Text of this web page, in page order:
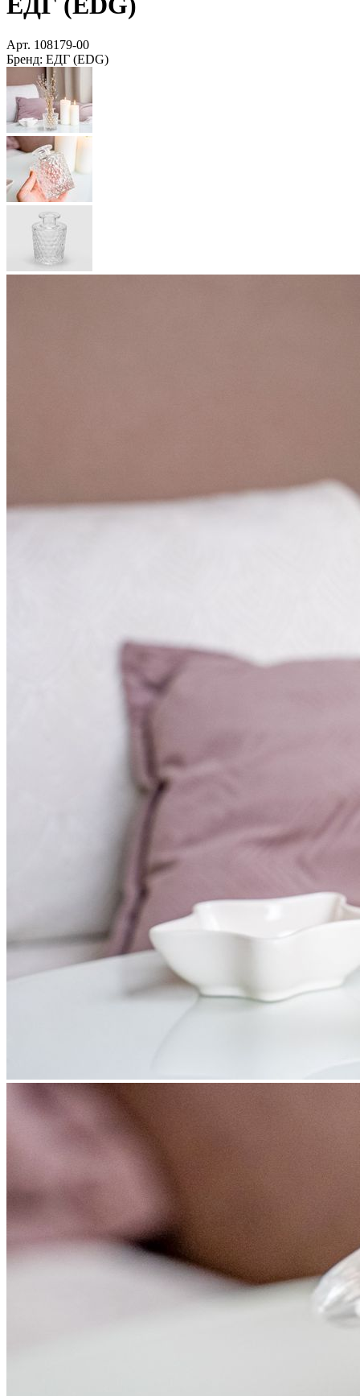
Арт. 108179-00
Бренд: ЕДГ (EDG)